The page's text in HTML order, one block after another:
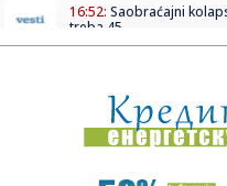
16:52: Saobraćajni
treba 45 ...
16:49:EIB odobrila